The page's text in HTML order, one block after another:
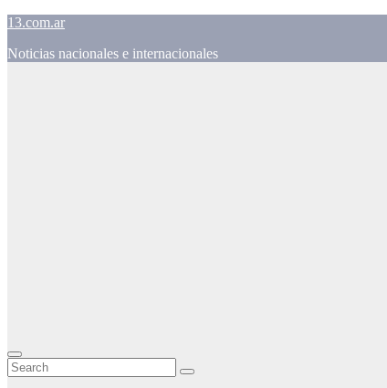
Skip
content
13.com.ar
Noticias nacionales e internacionales